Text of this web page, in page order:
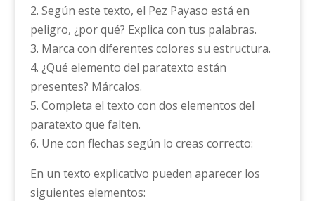
2. Según este texto, el Pez Payaso está en
peligro, ¿por qué? Explica con tus palabras.
3. Marca con diferentes colores su estructura.
4. ¿Qué elemento del paratexto están
presentes? Márcalos.
5. Completa el texto con dos elementos del
paratexto que falten.
6. Une con flechas según lo creas correcto:
En un texto explicativo pueden aparecer los
siguientes elementos: